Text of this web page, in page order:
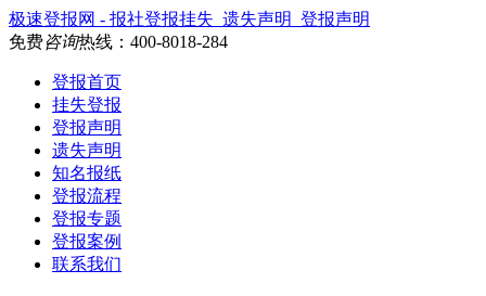
极速登报网 - 报社登报挂失_遗失声明_登报声明
免费咨询热线： 400-8018-284
登报首页
挂失登报
登报声明
遗失声明
知名报纸
登报流程
登报专题
登报案例
联系我们